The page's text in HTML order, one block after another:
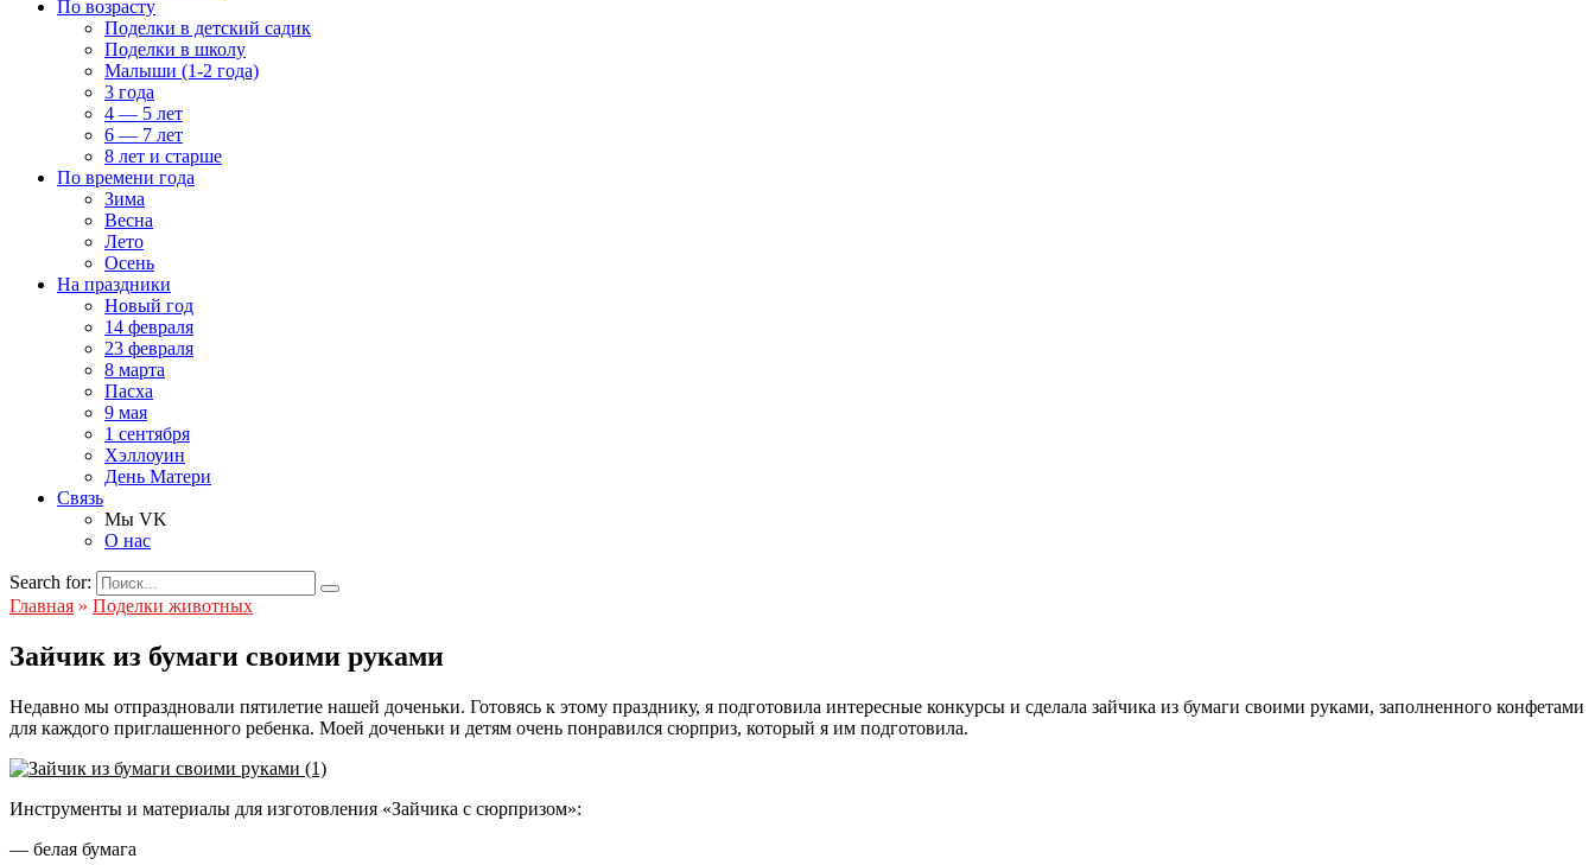
По возрасту
Поделки в детский садик
Поделки в школу
Малыши (1-2 года)
3 года
4 — 5 лет
6 — 7 лет
8 лет и старше
По времени года
Зима
Весна
Лето
Осень
На праздники
Новый год
14 февраля
23 февраля
8 марта
Пасха
9 мая
1 сентября
Хэллоуин
День Матери
Связь
Мы VK
О нас
Search for:
Главная » Поделки животных
Зайчик из бумаги своими руками
Недавно мы отпраздновали пятилетие нашей доченьки. Готовясь к этому празднику, я подготовила интересные конкурсы и сделала зайчика из бумаги своими руками, заполненного конфетами
для каждого приглашенного ребенка. Моей доченьки и детям очень понравился сюрприз, который я им подготовила.
Инструменты и материалы для изготовления «Зайчика с сюрпризом»:
— белая бумага